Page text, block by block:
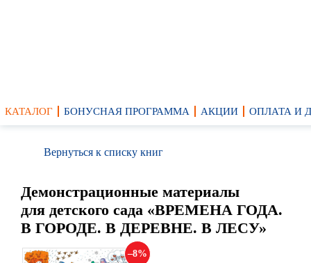
КАТАЛОГ БОНУСНАЯ ПРОГРАММА АКЦИИ ОПЛАТА И
Вернуться к списку книг
Демонстрационные материалы
для детского сада «ВРЕМЕНА ГОДА.
В ГОРОДЕ. В ДЕРЕВНЕ. В ЛЕСУ»
8